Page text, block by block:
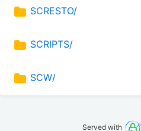
SCRESTO/
SCRIPTS/
SCW/
Served with